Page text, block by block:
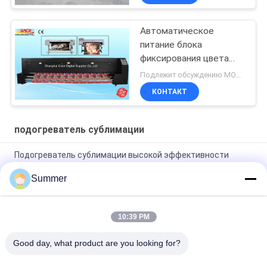
Автоматическое
питание блока
фиксирования цвета
машины подогревателя
сублимации большого
формата займет
КОНТАКТ
подогреватель сублимации
Подогреватель сублимации высокой эффективности
сразу печатает равномерную деятельность скорости
220 - принтер сублимации жары напряжения тока 240в для
ткани с высокой температурой
Автоматическое питание блока фиксирования цвета
Summer
10:39 PM
Good day, what product are you looking for?